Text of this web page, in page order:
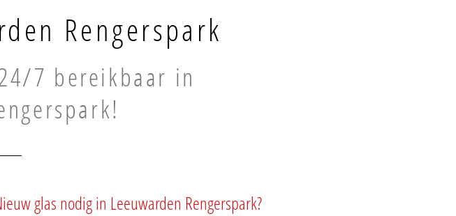
Rengerspark
7 bereikbaar in
glas nodig in Leeuwarden Rengerspark?